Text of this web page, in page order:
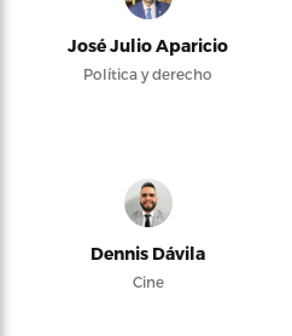
José Julio Aparicio
Política y derecho
Dennis Dávila
Cine